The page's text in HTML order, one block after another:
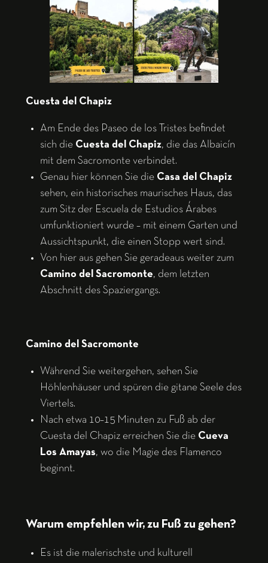
Cuesta del Chapiz
Am Ende des Paseo de los Tristes befindet
sich die Cuesta del Chapiz, die das Albaicín
mit dem Sacromonte verbindet.
Genau hier können Sie die Casa del Chapiz
sehen, ein historisches maurisches Haus, das
zum Sitz der Escuela de Estudios Árabes
umfunktioniert wurde – mit einem Garten und
Aussichtspunkt, die einen Stopp wert sind.
Von hier aus gehen Sie geradeaus weiter zum
Camino del Sacromonte, dem letzten
Abschnitt des Spaziergangs.
Camino del Sacromonte
Während Sie weitergehen, sehen Sie
Höhlenhäuser und spüren die gitane Seele des
Viertels.
Nach etwa 10–15 Minuten zu Fuß ab der
Cuesta del Chapiz erreichen Sie die Cueva
Los Amayas, wo die Magie des Flamenco
beginnt.
Warum empfehlen wir, zu Fuß zu gehen?
Es ist die malerischste und kulturell